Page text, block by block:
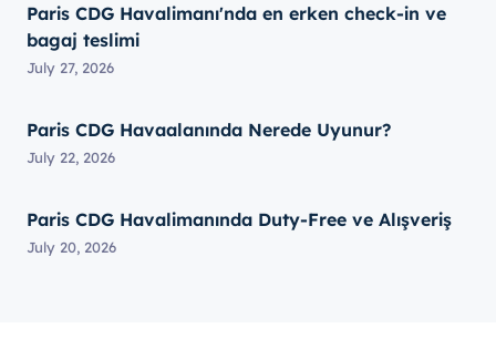
Paris CDG Havalimanı'nda en erken check-in ve
bagaj teslimi
July 27, 2026
Paris CDG Havaalanında Nerede Uyunur?
July 22, 2026
Paris CDG Havalimanında Duty-Free ve Alışveriş
July 20, 2026